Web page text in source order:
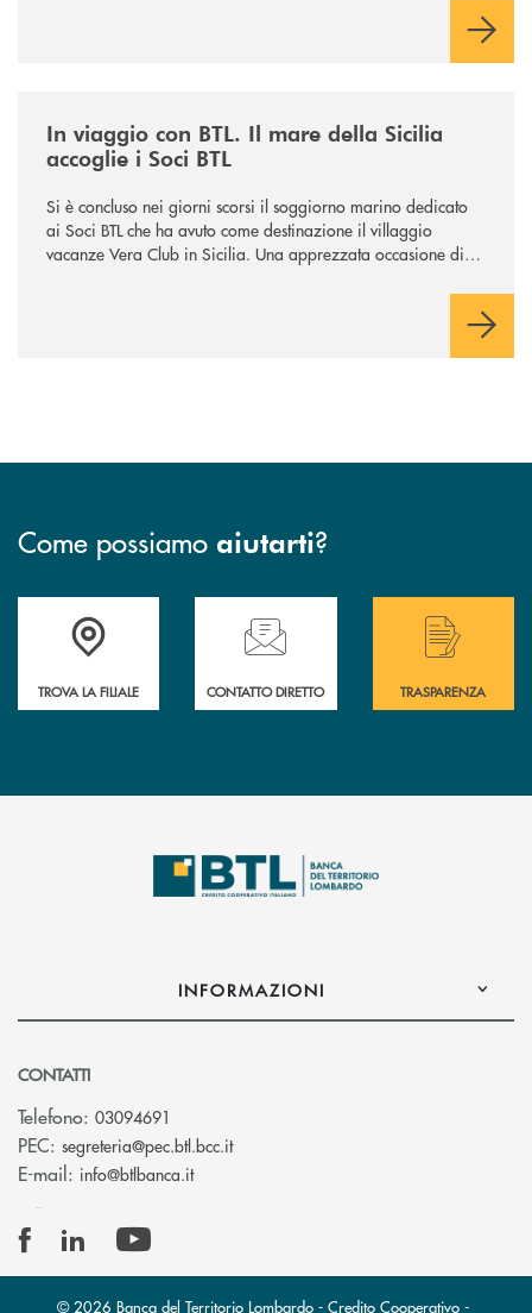
In viaggio con BTL. Il mare della Sicilia
accoglie i Soci BTL
Si è concluso nei giorni scorsi il soggiorno marino dedicato
ai Soci BTL che ha avuto come destinazione il villaggio
vacanze Vera Club in Sicilia. Una apprezzata occasione di
Come possiamo aiutarti?
Accedi all' elenco completo delle filiali .
TROVA LA FILIALE
Hai bisogno di assistenza immediata?
CONTATTO DIRETTO
Hai bisogno di
TRASPARENZA
INFORMAZIONI
CONTATTI
Telefono: 03094691
PEC: segreteria@pec.btl.bcc.it(si apre l’app di posta elettronica)
E-mail: info@btlbanca.it(si apre l’app di posta elettronica)
© 2026 Banca del Territorio Lombardo - Credito Cooperativo -